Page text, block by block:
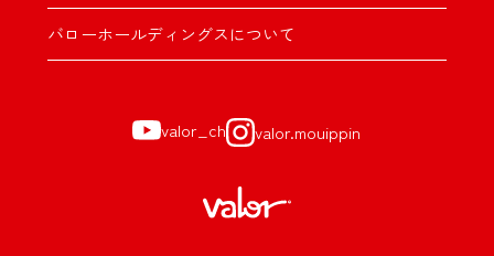
バローホールディングスについて
valor_ch valor.mouippin